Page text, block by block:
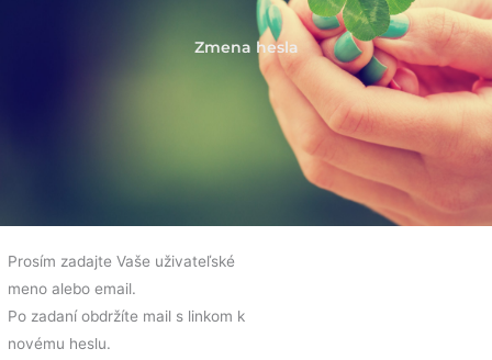
Zmena hesla
Prosím zadajte Vaše uživateľské
meno alebo email.
Po zadaní obdržíte mail s linkom k
novému heslu.